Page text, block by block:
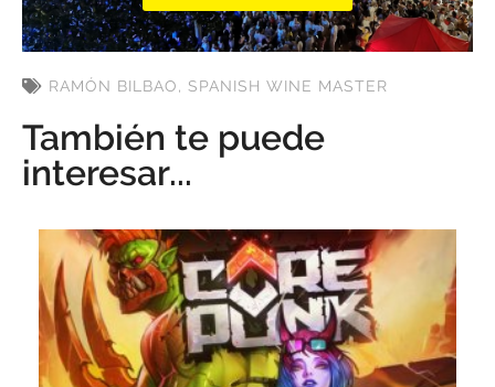
RAMÓN BILBAO, SPANISH WINE MASTER
También te puede
interesar...